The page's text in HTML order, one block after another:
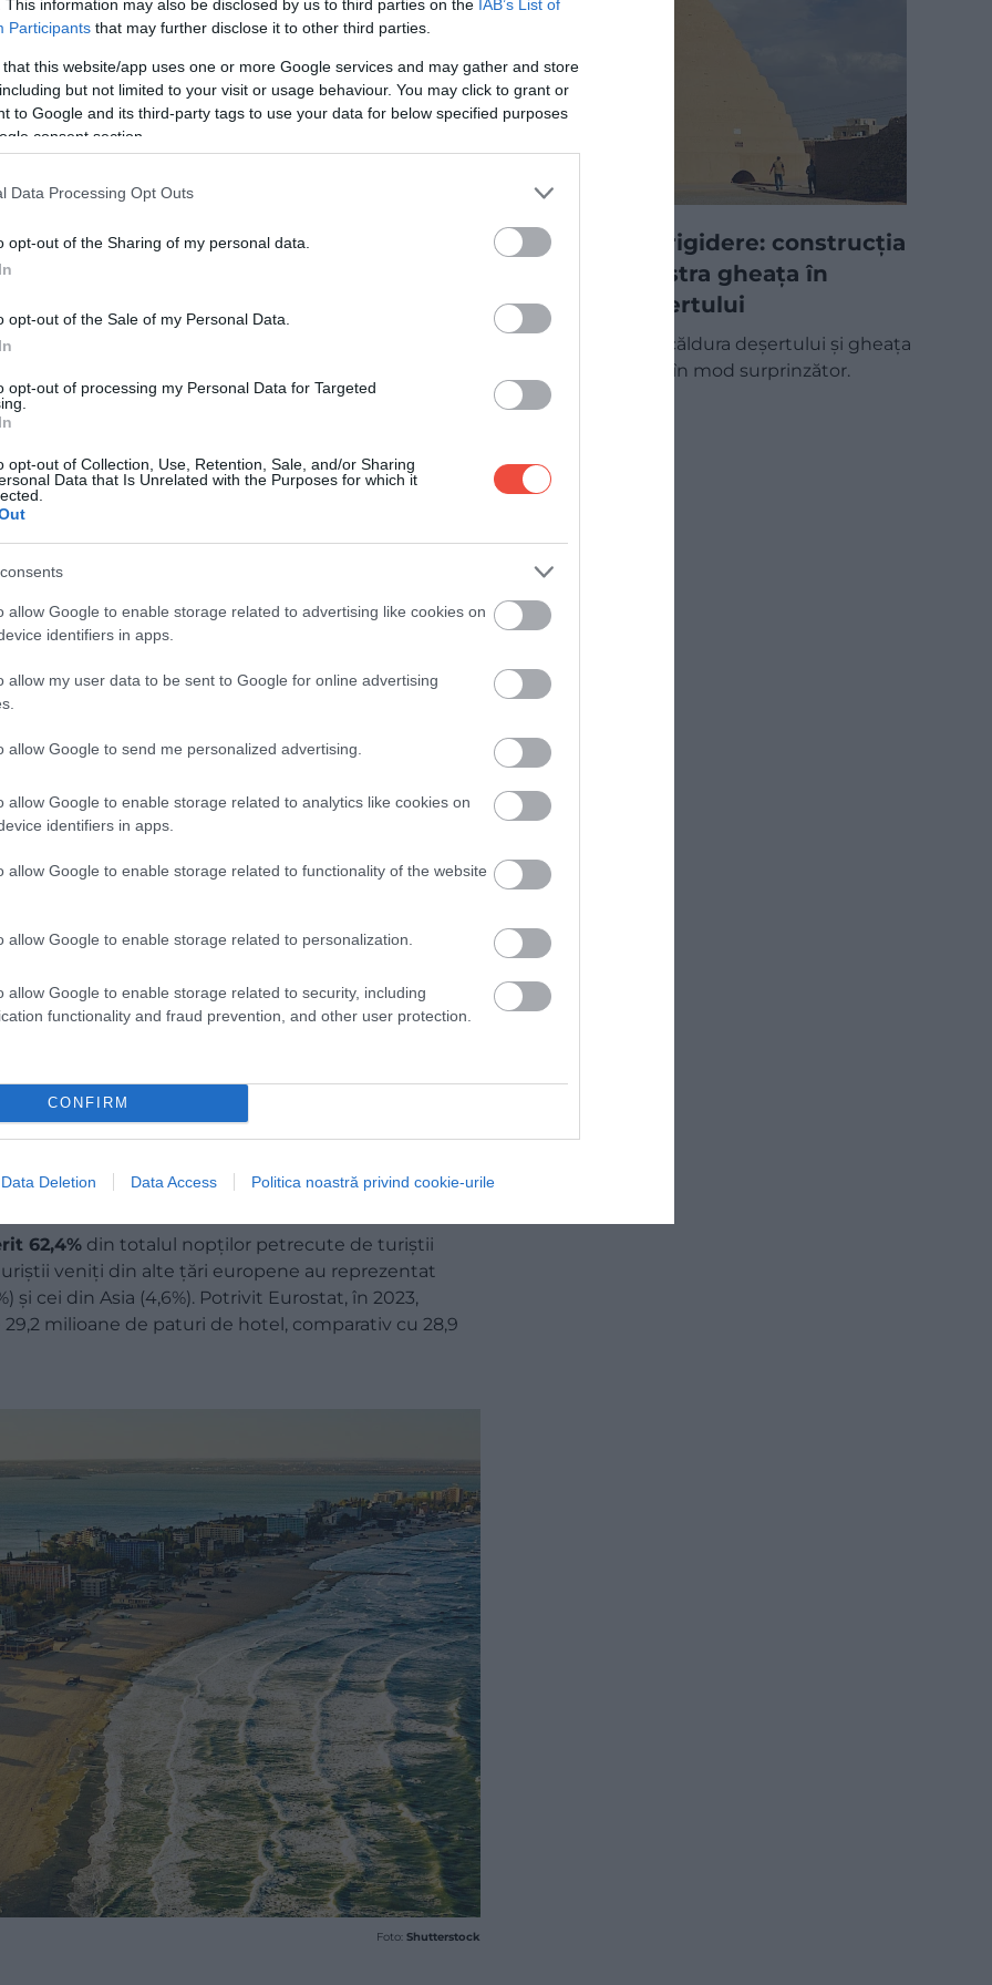
This information may also be disclosed by us to third parties on the IAB’s List of
Participants that may further disclose it to other third parties.
that this website/app uses one or more Google services and may gather and store
but not limited to your visit or usage behaviour. You may click to grant or
to Google and its third-party tags to use your data for below specified purposes
consent section.
Data Processing Opt Outs
opt-out of the Sharing of my personal data.
opt-out of the Sale of my Personal Data.
opt-out of processing my Personal Data for Targeted
opt-out of Collection, Use, Retention, Sale, and/or Sharing
Data that Is Unrelated with the Purposes for which it
allow Google to enable storage related to advertising like cookies on
identifiers in apps.
allow my user data to be sent to Google for online advertising
allow Google to send me personalized advertising.
allow Google to enable storage related to analytics like cookies on
identifiers in apps.
allow Google to enable storage related to functionality of the website
allow Google to enable storage related to personalization.
allow Google to enable storage related to security, including
functionality and fraud prevention, and other user protection.
CONFIRM
Data Deletion Data Access Politica noastră privind cookie-urile
decât Belgia (472.000), Cehia (759.000) sau
în unităţile de cazare turistică din UE,
de turişti interni şi aproape 1,4 miliarde de
62,4% din totalul nopţilor petrecute de turiştii
veniţi din alte ţări europene au reprezentat
şi cei din Asia (4,6%). Potrivit Eurostat, în 2023,
milioane de paturi de hotel, comparativ cu 28,9
Foto: Shutterstock
Răcire fără frigidere: construcția
antică ce păstra gheața în
mijlocul deșertului
În Persia antică, căldura deșertului și gheața
puteau coexista în mod surprinzător.
Secretul era…